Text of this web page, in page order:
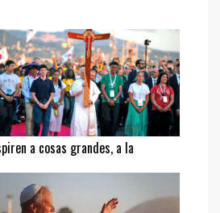
a cosas grandes, a la